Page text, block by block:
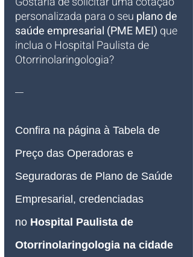
personalizada para o seu plano de
saúde empresarial (PME MEI) que
inclua o Hospital Paulista de
Otorrinolaringologia?
__
Confira na página à Tabela de
Preço das Operadoras e
Seguradoras de Plano de Saúde
Empresarial , credenciadas
no Hospital Paulista de
Otorrinolaringologia na cidade